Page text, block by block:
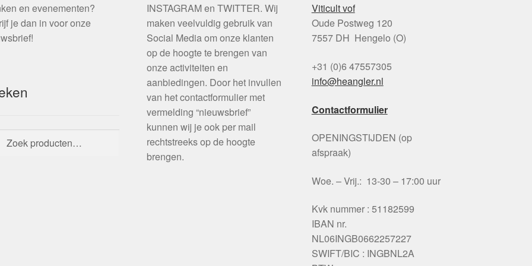
en evenementen?
je dan in voor onze
INSTAGRAM en TWITTER. Wij
maken veelvuldig gebruik van
Social Media om onze klanten
op de hoogte te brengen van
onze activiteiten en
aanbiedingen. Door het invullen
van het contactformulier met
vermelding “nieuwsbrief”
kunnen wij je ook per mail
rechtstreeks op de hoogte
brengen.
Viticult vof
Oude Postweg 120
7557 DH Hengelo (O)
+31 (0)6 47557305
info@heangler.nl
Contactformulier
OPENINGSTIJDEN (op
afspraak)
Woe. – Vrij.: 13-30 – 17:00 uur
Kvk nummer : 51182599
IBAN nr.
NL06INGB0662257227
SWIFT/BIC : INGBNL2A